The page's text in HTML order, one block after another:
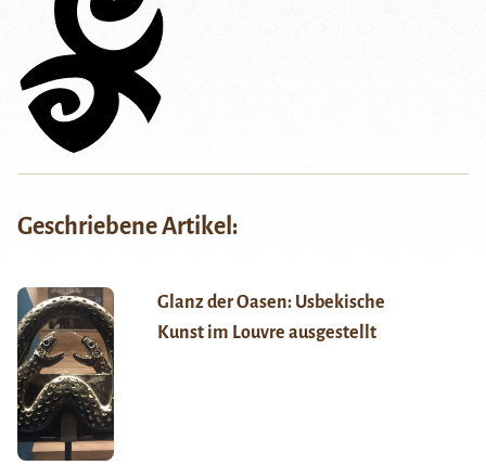
Geschriebene Artikel:
Glanz der Oasen: Usbekische
Kunst im Louvre ausgestellt